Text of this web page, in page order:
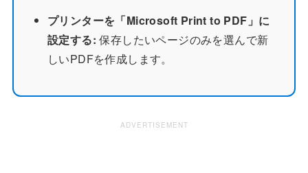
プリンターを「Microsoft Print to PDF」に
設定する: 保存したいページのみを選んで新
しいPDFを作成します。
ADVERTISEMENT